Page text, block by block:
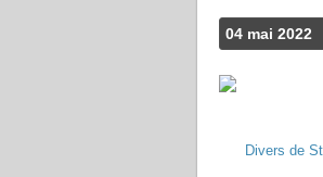
04 mai 2022